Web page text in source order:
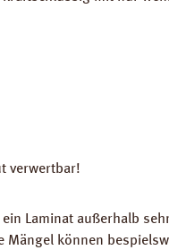
verwertbar!
Laminat außerhalb
können